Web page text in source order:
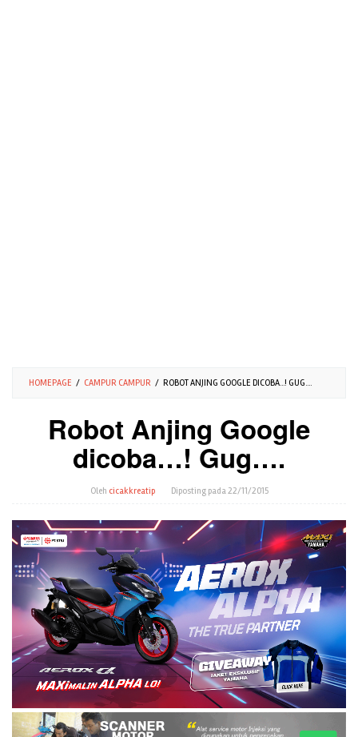
HOMEPAGE / CAMPUR CAMPUR / ROBOT ANJING GOOGLE DICOBA...! GUG....
Robot Anjing Google
dicoba…! Gug….
Oleh cicakkreatip Diposting pada22/11/2015